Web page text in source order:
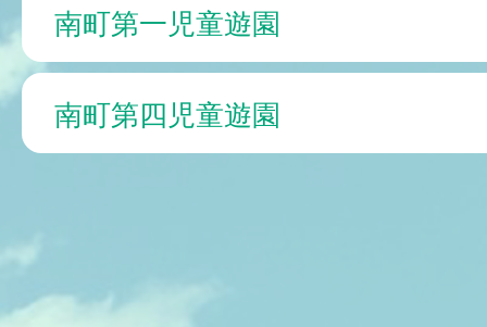
南町第一児童遊園
南町第四児童遊園